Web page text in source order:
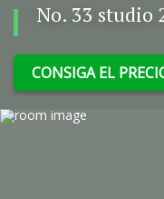
No. 33 studio
CONSIGA EL